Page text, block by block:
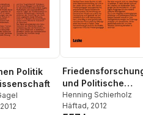
Politik
und Politische
Didaktik
Henning Schierholz
Häftad, 2012